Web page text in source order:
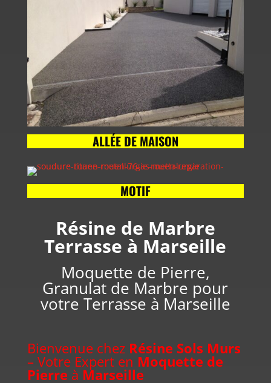
ALLÉE DE MAISON
MOTIF
Résine de Marbre
Terrasse à Marseille
Moquette de Pierre,
Granulat de Marbre pour
votre Terrasse à Marseille
Bienvenue chez Résine Sols Murs
– Votre Expert en Moquette de
Pierre à Marseille